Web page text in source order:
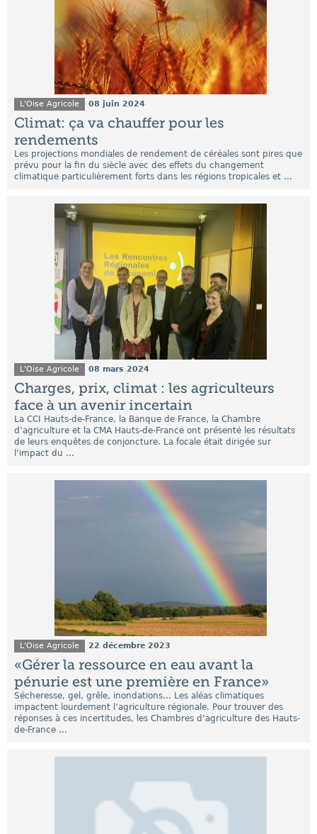
L'Oise Agricole 08 juin 2024
Climat: ça va chauffer pour les
rendements
Les projections mondiales de rendement de céréales sont pires que
prévu pour la fin du siècle avec des effets du changement
climatique particulièrement forts dans les régions tropicales et ...
L'Oise Agricole 08 mars 2024
Charges, prix, climat : les agriculteurs
face à un avenir incertain
La CCI Hauts-de-France, la Banque de France, la Chambre
d’agriculture et la CMA Hauts-de-France ont présenté les résultats
de leurs enquêtes de conjoncture. La focale était dirigée sur
l’impact du ...
L'Oise Agricole 22 décembre 2023
«Gérer la ressource en eau avant la
pénurie est une première en France»
Sécheresse, gel, grêle, inondations… Les aléas climatiques
impactent lourdement l’agriculture régionale. Pour trouver des
réponses à ces incertitudes, les Chambres d’agriculture des Hauts-
de-France ...